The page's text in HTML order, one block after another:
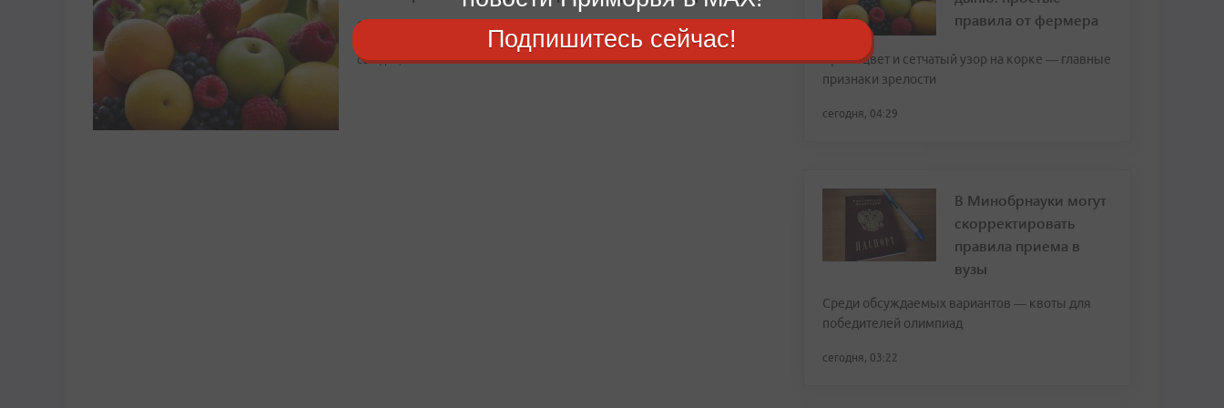
Яркий цвет и сетчатый узор на корке — главные признаки зрелости
сегодня, 04:29
правила от фермера
Яркий цвет и сетчатый узор на корке — главные
признаки зрелости
сегодня, 04:29
В Минобрнауки могут
скорректировать
правила приема в
вузы
Среди обсуждаемых вариантов — квоты для
победителей олимпиад
сегодня, 03:22
Подпишитесь сейчас!